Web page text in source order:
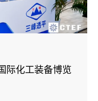
际化工装备博览